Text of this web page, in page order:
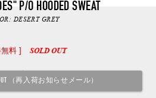
P/O HOODED SWEAT
DESERT GREY
料 ] SOLD OUT